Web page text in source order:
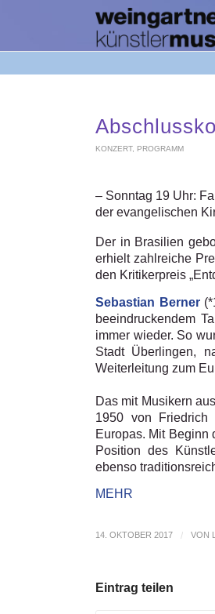
KONZERT, PROGRAMM
– Sonntag 19 Uhr:
der evangelischen
Der in Brasilien
erhielt zahlreiche
den Kritikerpreis
Sebastian Berner
beeindruckendem
immer wieder. So
Stadt Überlingen,
Weiterleitung zum
Das mit Musikern
1950 von Friedrich
Europas. Mit
Position des
ebenso
MEHR
14. OKTOBER 2017 / VON
Eintrag teilen